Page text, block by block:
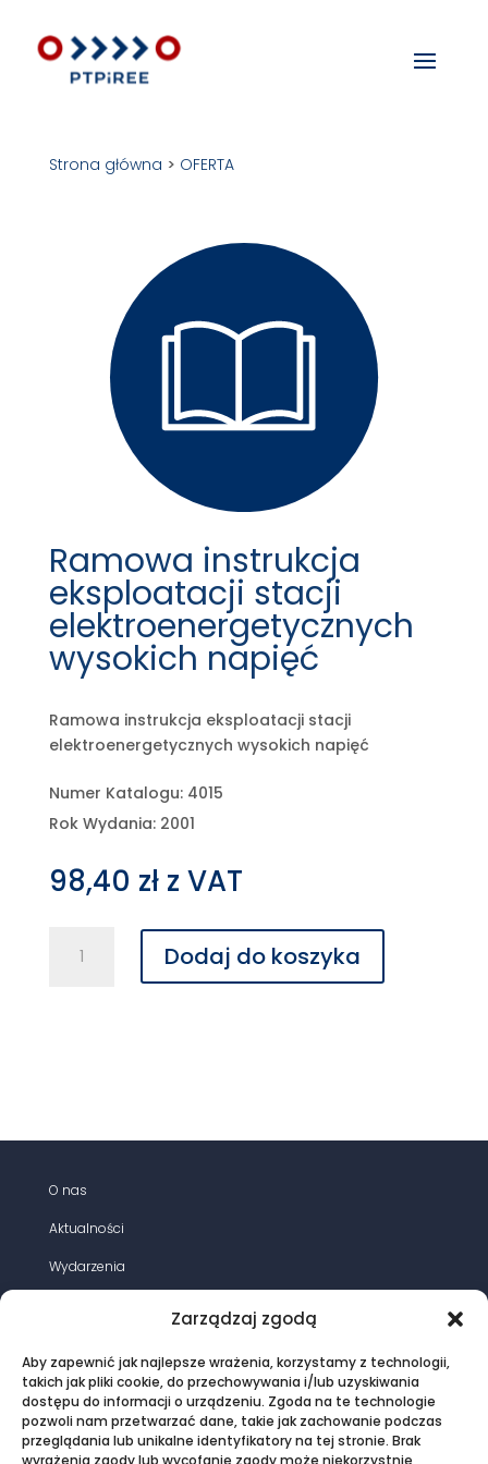
Zarządzaj zgodą
Aby zapewnić jak najlepsze wrażenia, korzystamy z technologii,
takich jak pliki cookie, do przechowywania i/lub uzyskiwania
dostępu do informacji o urządzeniu. Zgoda na te technologie
pozwoli nam przetwarzać dane, takie jak zachowanie podczas
przeglądania lub unikalne identyfikatory na tej stronie. Brak
wyrażenia zgody lub wycofanie zgody może niekorzystnie
Strona główna > OFERTA
Ramowa instrukcja
eksploatacji stacji
elektroenergetycznych
wysokich napięć
Ramowa instrukcja eksploatacji stacji
elektroenergetycznych wysokich napięć
Numer Katalogu: 4015
Rok Wydania: 2001
98,40 zł z VAT
Ramowa
Dodaj do koszyka
O nas
Aktualności
Wydarzenia
Magazyn energia elektryczna
Oferta
Kontakt